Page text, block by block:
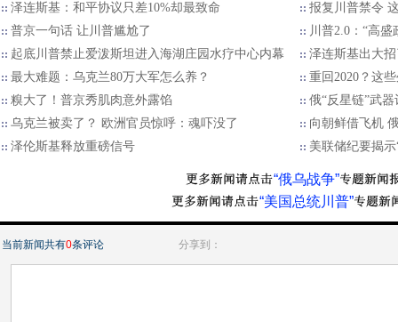
泽连斯基：和平协议只差10%却最致命
报复川普禁令
普京一句话 让川普尴尬了
川普2.0：“高盛
起底川普禁止爱泼斯坦进入海湖庄园水疗中心内幕
泽连斯基出大
最大难题：乌克兰80万大军怎么养？
重回2020？这
糗大了！普京秀肌肉意外露馅
俄“反星链”武
乌克兰被卖了？ 欧洲官员惊呼：魂吓没了
向朝鲜借飞机
泽伦斯基释放重磅信号
美联储纪要揭
“俄乌战争”
“美国总统川普”
当前新闻共有0条评论 分享到：